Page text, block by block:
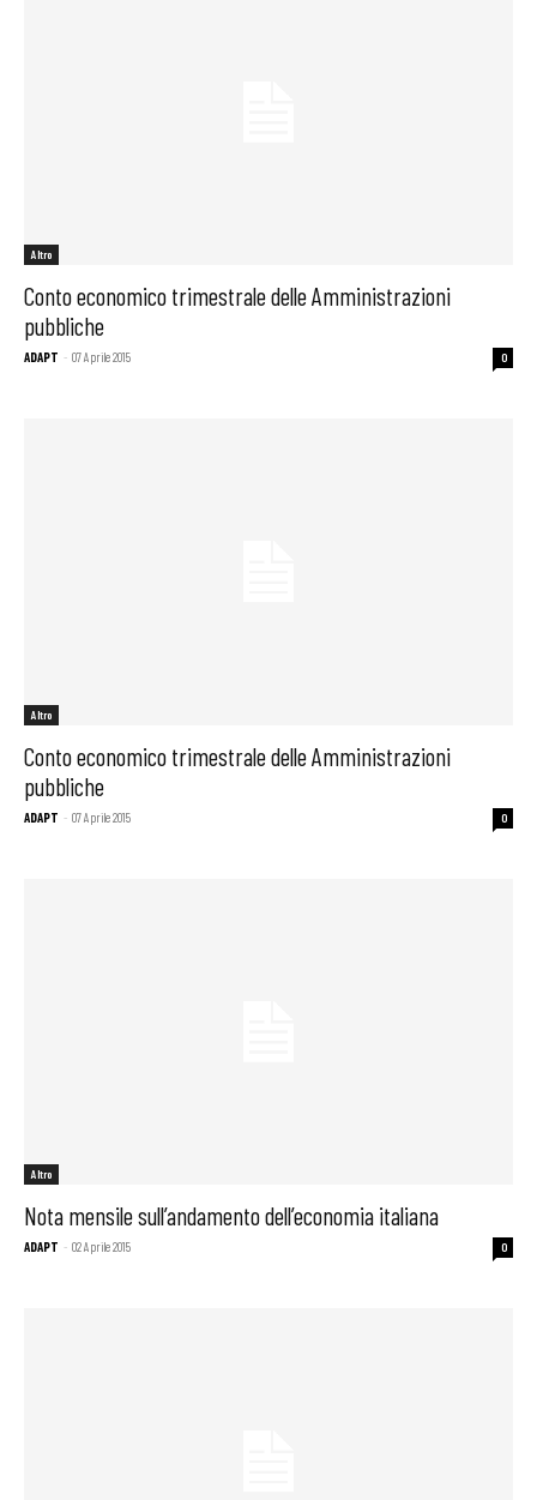
Altro
Conto economico trimestrale delle Amministrazioni
pubbliche
ADAPT - 07 Aprile 2015 0
Altro
Conto economico trimestrale delle Amministrazioni
pubbliche
ADAPT - 07 Aprile 2015 0
Altro
Nota mensile sull’andamento dell’economia italiana
ADAPT - 02 Aprile 2015 0